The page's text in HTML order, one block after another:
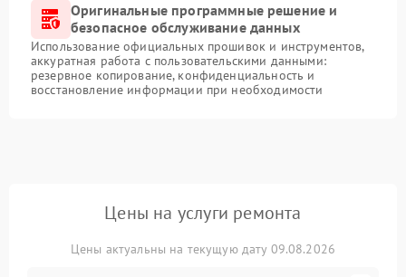
Оригинальные программные решение и
безопасное обслуживание данных
Использование официальных прошивок и инструментов,
аккуратная работа с пользовательскими данными:
резервное копирование, конфиденциальность и
восстановление информации при необходимости
Цены на услуги ремонта
Цены актуальны на текущую дату 09.08.2026